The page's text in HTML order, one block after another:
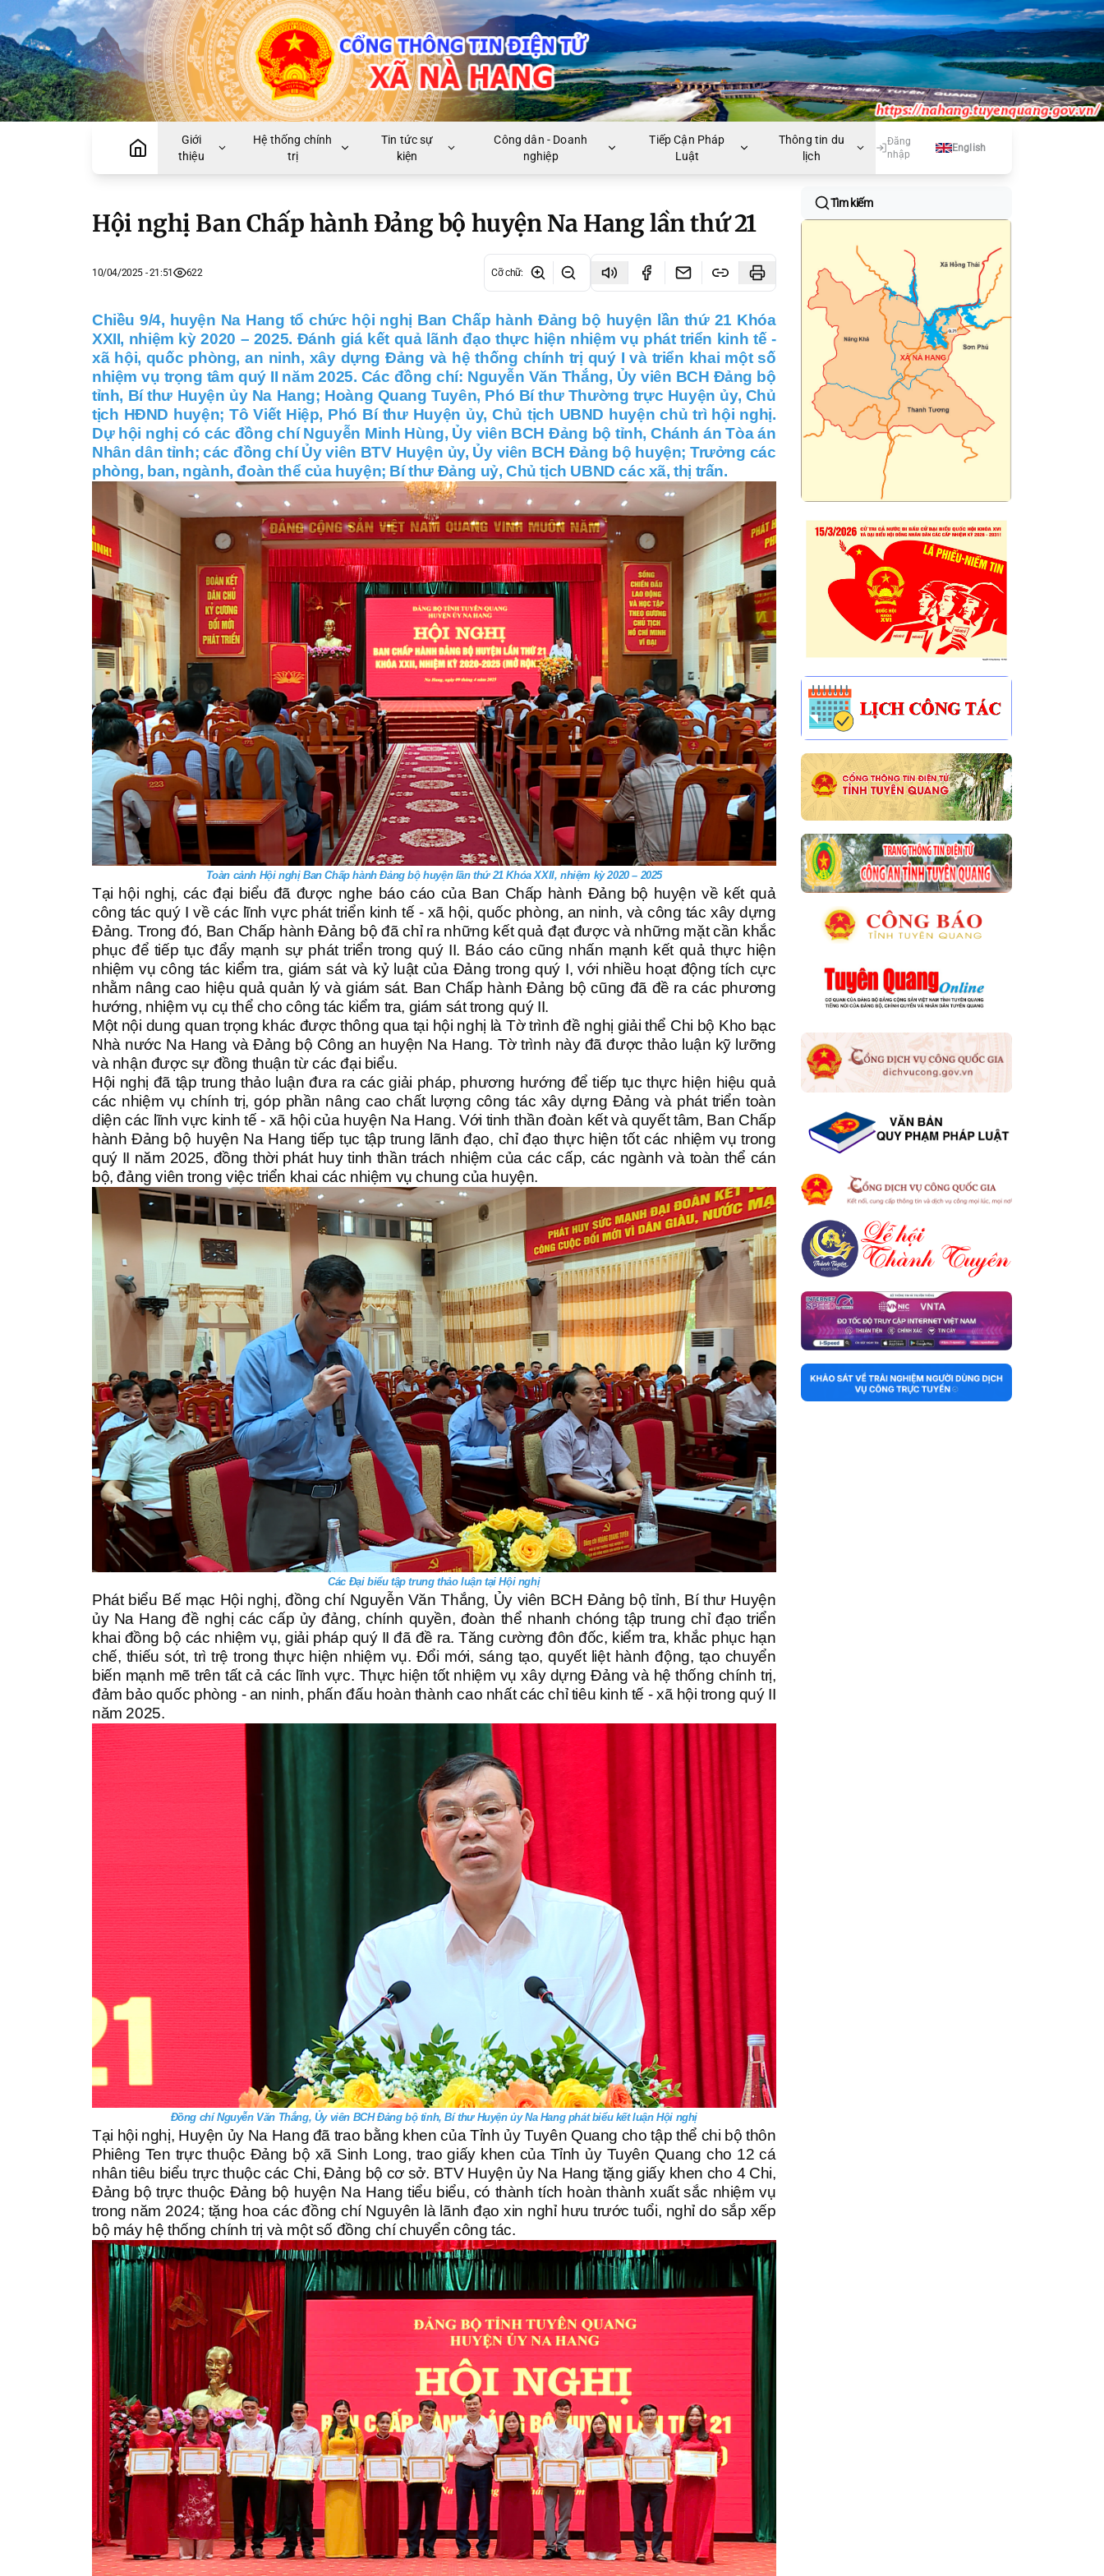
Giới
thiệu
Hệ thống chính
trị
Tin tức sự
kiện
Công dân - Doanh
nghiệp
Tiếp Cận Pháp
Luật
Thông tin du
lịch
Đăng
nhập
English
Hội nghị Ban Chấp hành Đảng bộ huyện Na Hang lần thứ 21
10/04/2025 - 21:51 622 Cỡ chữ:
Chiều 9/4, huyện Na Hang tổ chức hội nghị Ban Chấp hành Đảng bộ huyện lần thứ 21 Khóa
XXII, nhiệm kỳ 2020 – 2025. Đánh giá kết quả lãnh đạo thực hiện nhiệm vụ phát triển kinh tế -
xã hội, quốc phòng, an ninh, xây dựng Đảng và hệ thống chính trị quý I và triển khai một số
nhiệm vụ trọng tâm quý II năm 2025. Các đồng chí: Nguyễn Văn Thắng, Ủy viên BCH Đảng bộ
tỉnh, Bí thư Huyện ủy Na Hang; Hoàng Quang Tuyên, Phó Bí thư Thường trực Huyện ủy, Chủ
tịch HĐND huyện; Tô Viết Hiệp, Phó Bí thư Huyện ủy, Chủ tịch UBND huyện chủ trì hội nghị.
Dự hội nghị có các đồng chí Nguyễn Minh Hùng, Ủy viên BCH Đảng bộ tỉnh, Chánh án Tòa án
Nhân dân tỉnh; các đồng chí Ủy viên BTV Huyện ủy, Ủy viên BCH Đảng bộ huyện; Trưởng các
phòng, ban, ngành, đoàn thể của huyện; Bí thư Đảng uỷ, Chủ tịch UBND các xã, thị trấn.
Toàn cảnh Hội nghị Ban Chấp hành Đảng bộ huyện lần thứ 21 Khóa XXII, nhiệm kỳ 2020 – 2025
Tại hội nghị, các đại biểu đã được nghe báo cáo của Ban Chấp hành Đảng bộ huyện về kết quả
công tác quý I về các lĩnh vực phát triển kinh tế - xã hội, quốc phòng, an ninh, và công tác xây dựng
Đảng. Trong đó, Ban Chấp hành Đảng bộ đã chỉ ra những kết quả đạt được và những mặt cần khắc
phục để tiếp tục đẩy mạnh sự phát triển trong quý II. Báo cáo cũng nhấn mạnh kết quả thực hiện
nhiệm vụ công tác kiểm tra, giám sát và kỷ luật của Đảng trong quý I, với nhiều hoạt động tích cực
nhằm nâng cao hiệu quả quản lý và giám sát. Ban Chấp hành Đảng bộ cũng đã đề ra các phương
hướng, nhiệm vụ cụ thể cho công tác kiểm tra, giám sát trong quý II.
Một nội dung quan trọng khác được thông qua tại hội nghị là Tờ trình đề nghị giải thể Chi bộ Kho bạc
Nhà nước Na Hang và Đảng bộ Công an huyện Na Hang. Tờ trình này đã được thảo luận kỹ lưỡng
và nhận được sự đồng thuận từ các đại biểu.
Hội nghị đã tập trung thảo luận đưa ra các giải pháp, phương hướng để tiếp tục thực hiện hiệu quả
các nhiệm vụ chính trị, góp phần nâng cao chất lượng công tác xây dựng Đảng và phát triển toàn
diện các lĩnh vực kinh tế - xã hội của huyện Na Hang. Với tinh thần đoàn kết và quyết tâm, Ban Chấp
hành Đảng bộ huyện Na Hang tiếp tục tập trung lãnh đạo, chỉ đạo thực hiện tốt các nhiệm vụ trong
quý II năm 2025, đồng thời phát huy tinh thần trách nhiệm của các cấp, các ngành và toàn thể cán
bộ, đảng viên trong việc triển khai các nhiệm vụ chung của huyện.
Các Đại biểu tập trung thảo luận tại Hội nghị
Phát biểu Bế mạc Hội nghị, đồng chí Nguyễn Văn Thắng, Ủy viên BCH Đảng bộ tỉnh, Bí thư Huyện
ủy Na Hang đề nghị các cấp ủy đảng, chính quyền, đoàn thể nhanh chóng tập trung chỉ đạo triển
khai đồng bộ các nhiệm vụ, giải pháp quý II đã đề ra. Tăng cường đôn đốc, kiểm tra, khắc phục hạn
chế, thiếu sót, trì trệ trong thực hiện nhiệm vụ. Đổi mới, sáng tạo, quyết liệt hành động, tạo chuyển
biến mạnh mẽ trên tất cả các lĩnh vực. Thực hiện tốt nhiệm vụ xây dựng Đảng và hệ thống chính trị,
đảm bảo quốc phòng - an ninh, phấn đấu hoàn thành cao nhất các chỉ tiêu kinh tế - xã hội trong quý II
năm 2025.
Đồng chí Nguyễn Văn Thắng, Ủy viên BCH Đảng bộ tỉnh, Bí thư Huyện ủy Na Hang phát biểu kết luận Hội nghị
Tại hội nghị, Huyện ủy Na Hang đã trao bằng khen của Tỉnh ủy Tuyên Quang cho tập thể chi bộ thôn
Phiêng Ten trực thuộc Đảng bộ xã Sinh Long, trao giấy khen của Tỉnh ủy Tuyên Quang cho 12 cá
nhân tiêu biểu trực thuộc các Chi, Đảng bộ cơ sở. BTV Huyện ủy Na Hang tặng giấy khen cho 4 Chi,
Đảng bộ trực thuộc Đảng bộ huyện Na Hang tiểu biểu, có thành tích hoàn thành xuất sắc nhiệm vụ
trong năm 2024; tặng hoa các đồng chí Nguyên là lãnh đạo xin nghỉ hưu trước tuổi, nghỉ do sắp xếp
bộ máy hệ thống chính trị và một số đồng chí chuyển công tác.
Tìm kiếm